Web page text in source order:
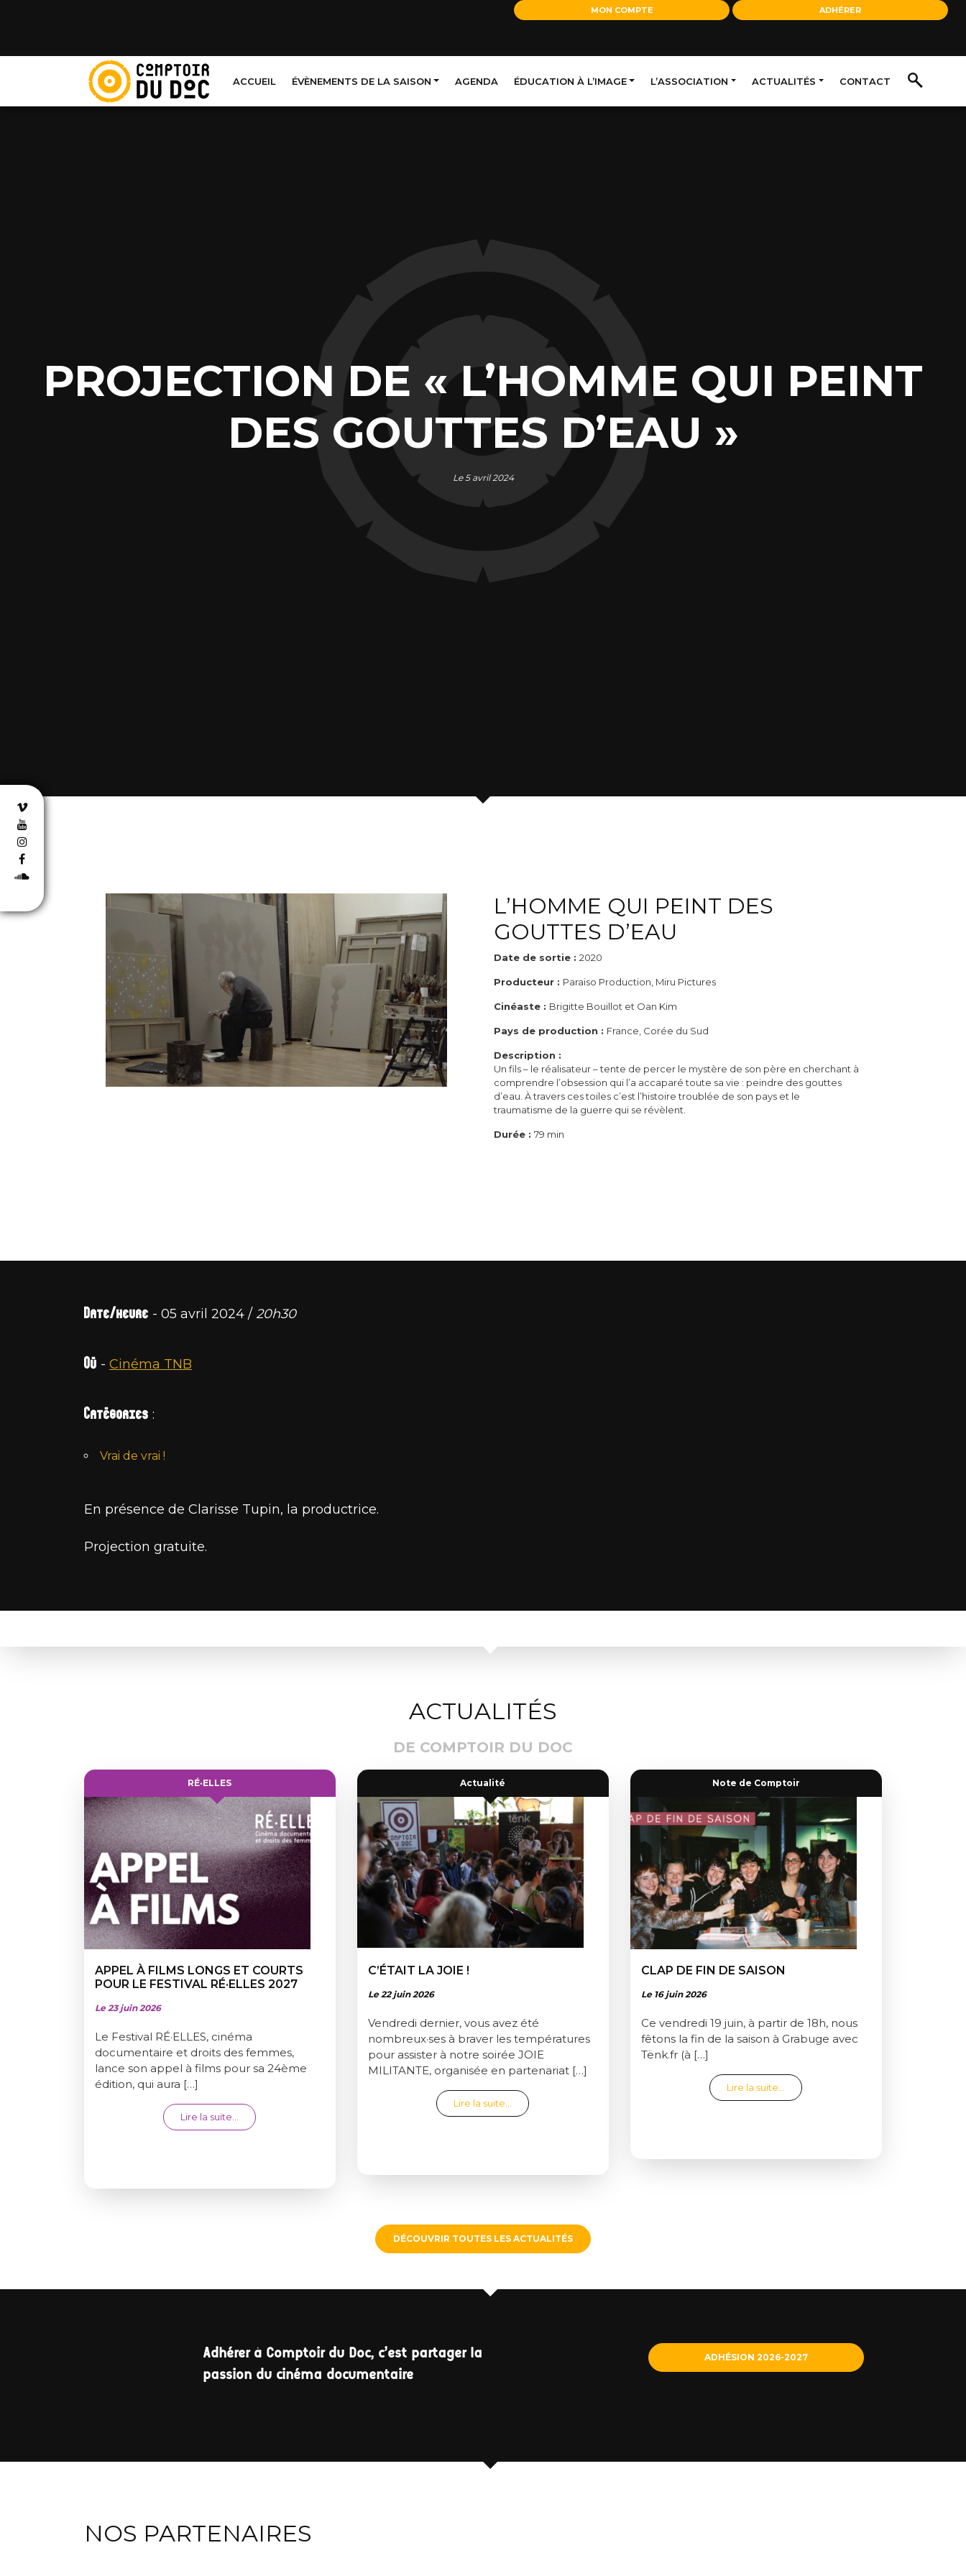
MON COMPTE ADHÉRER
ACCUEIL ÉVÈNEMENTS DE LA SAISON AGENDA ÉDUCATION À L’IMAGE L’ASSOCIATION ACTUALITÉS CONTACT
PROJECTION DE « L’HOMME QUI PEINT
DES GOUTTES D’EAU »
Le 5 avril 2024
L’HOMME QUI PEINT DES
GOUTTES D’EAU
Date de sortie : 2020
Producteur : Paraiso Production, Miru Pictures
Cinéaste : Brigitte Bouillot et Oan Kim
Pays de production : France, Corée du Sud
Description :
Un fils – le réalisateur – tente de percer le mystère de son père en cherchant à
comprendre l’obsession qui l’a accaparé toute sa vie : peindre des gouttes
d’eau. À travers ces toiles c’est l’histoire troublée de son pays et le
traumatisme de la guerre qui se révèlent.
Durée : 79 min
Date/heure - 05 avril 2024 / 20h30
Où - Cinéma TNB
Catégories :
Vrai de vrai !
En présence de Clarisse Tupin, la productrice.
Projection gratuite.
ACTUALITÉS
DE COMPTOIR DU DOC
RÉ·ELLES
APPEL À FILMS LONGS ET COURTS
POUR LE FESTIVAL RÉ·ELLES 2027
Le 23 juin 2026
Le Festival RÉ·ELLES, cinéma
documentaire et droits des femmes,
lance son appel à films pour sa 24ème
édition, qui aura […]
Lire la suite… from APPEL À FILMS LONGS ET COURTS POUR LE FESTIVAL RÉ·ELLES 2027
Actualité
C’ÉTAIT LA JOIE !
Le 22 juin 2026
Vendredi dernier, vous avez été
nombreux·ses à braver les températures
pour assister à notre soirée JOIE
MILITANTE, organisée en partenariat […]
Lire la suite… from C’était la joie !
Note de Comptoir
CLAP DE FIN DE SAISON
Le 16 juin 2026
Ce vendredi 19 juin, à partir de 18h, nous
fêtons la fin de la saison à Grabuge avec
Tënk.fr (à […]
Lire la suite… from Clap de fin de saison
DÉCOUVRIR TOUTES LES ACTUALITÉS
Adhérer à Comptoir du Doc, c'est partager la
passion du cinéma documentaire
ADHÉSION 2026-2027
NOS PARTENAIRES